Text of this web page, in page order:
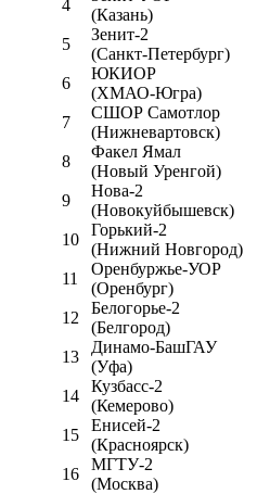
4
(Казань)
5
Зенит-2
(Санкт-Петербург)
6
ЮКИОР
(ХМАО-Югра)
7
СШОР Самотлор
(Нижневартовск)
8
Факел Ямал
(Новый Уренгой)
9
Нова-2
(Новокуйбышевск)
10
Горький-2
(Нижний Новгород)
11
Оренбуржье-УОР
(Оренбург)
12
Белогорье-2
(Белгород)
13
Динамо-БашГАУ
(Уфа)
14
Кузбасс-2
(Кемерово)
15
Енисей-2
(Красноярск)
16
МГТУ-2
(Москва)